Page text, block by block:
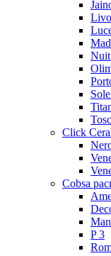
Cliсk
Cobsa
P 3